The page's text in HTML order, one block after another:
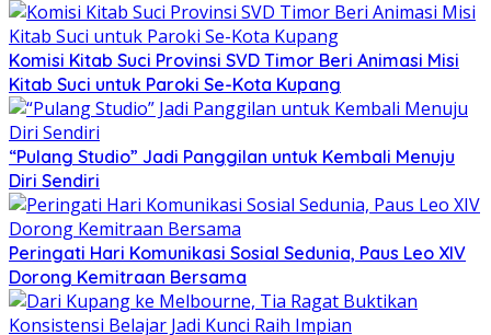
Komisi Kitab Suci Provinsi SVD Timor Beri Animasi Misi
Kitab Suci untuk Paroki Se-Kota Kupang
“Pulang Studio” Jadi Panggilan untuk Kembali Menuju
Diri Sendiri
Peringati Hari Komunikasi Sosial Sedunia, Paus Leo XIV
Dorong Kemitraan Bersama